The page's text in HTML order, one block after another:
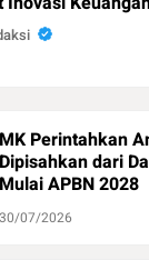
Judi
Tekan
Aliran Dana
Diputus
0
MK Perintahkan
Dipisahkan dari
Mulai APBN 2028
30/07/2026